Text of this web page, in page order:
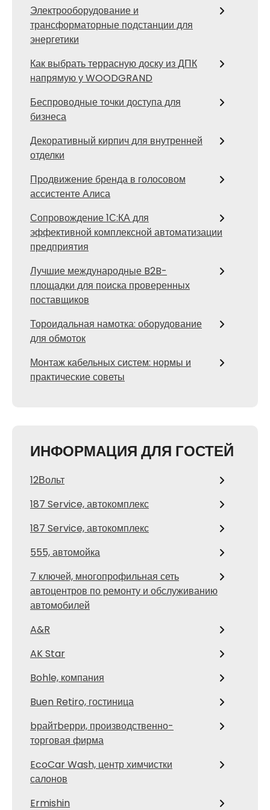
Электрооборудование и
трансформаторные подстанции для
энергетики
Как выбрать террасную доску из ДПК
напрямую у WOODGRAND
Беспроводные точки доступа для
бизнеса
Декоративный кирпич для внутренней
отделки
Продвижение бренда в голосовом
ассистенте Алиса
Сопровождение 1С:КА для
эффективной комплексной автоматизации
предприятия
Лучшие международные B2B-
площадки для поиска проверенных
поставщиков
Тороидальная намотка: оборудование
для обмоток
Монтаж кабельных систем: нормы и
практические советы
ИНФОРМАЦИЯ ДЛЯ ГОСТЕЙ
12Вольт
187 Service, автокомплекс
187 Service, автокомплекс
555, автомойка
7 ключей, многопрофильная сеть
автоцентров по ремонту и обслуживанию
автомобилей
A&R
AK Star
Bohle, компания
Buen Retiro, гостиница
bрайтbерри, производственно-
торговая фирма
EcoCar Wash, центр химчистки
салонов
Ermishin